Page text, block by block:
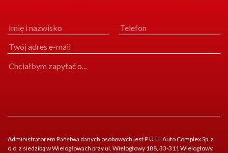
Administratorem Państwa danych osobowych jest P.U.H. Auto Complex Sp. z
o.o. z siedzibą w Wielogłowach przy ul. Wielogłowy 188, 33-311 Wielogłowy,